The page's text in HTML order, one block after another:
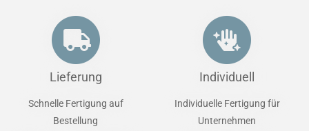
Lieferung
Schnelle Fertigung auf
Bestellung
Individuell
Individuelle Fertigung für
Unternehmen